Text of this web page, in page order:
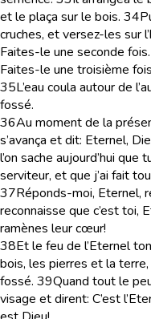
et le plaça sur le bois. 34
cruches, et versez-les sur
Faites-le une seconde
Faites-le une troisième
35L’eau coula autour de
fossé.
36Au moment de la
s’avança et dit: Eternel,
l’on sache aujourd’hui
serviteur, et que j’ai fait
37Réponds-moi, Eternel,
reconnaisse que c’est toi,
ramènes leur cœur!
38Et le feu de l’Eternel
bois, les pierres et la
fossé. 39Quand tout le
visage et dirent: C’est